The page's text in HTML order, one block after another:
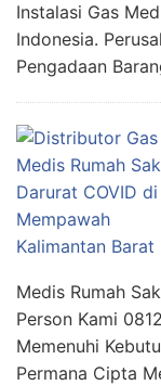
Instalasi Gas
Indonesia.
Pengadaan
Medis Rumah
Person Kami
Memenuhi
Permana Cipta